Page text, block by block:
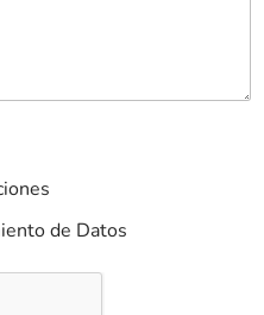
de Datos